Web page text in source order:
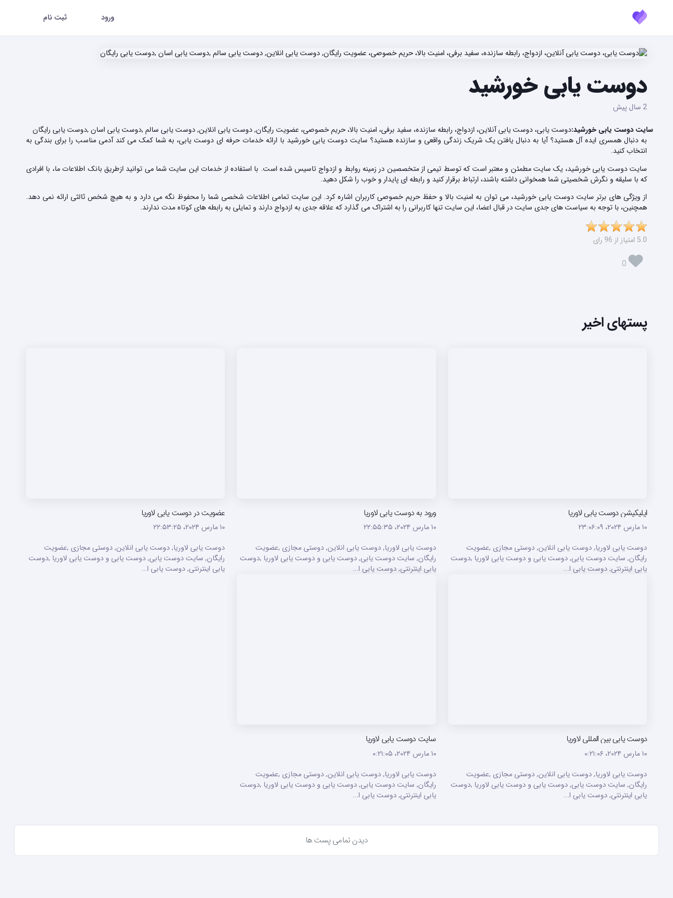
ورود ثبت نام
دوست یابی خورشید
2 سال پیش
سایت دوست یابی خورشید:دوست یابی، دوست یابی آنلاین، ازدواج، رابطه سازنده، سفید برفی، امنیت بالا، حریم خصوصی، عضویت رایگان, دوست یابی انلاین, دوست یابی سالم ,دوست یابی اسان ,دوست یابی رایگان
به دنبال همسری ایده آل هستید؟ آیا به دنبال یافتن یک شریک زندگی واقعی و سازنده هستید؟ سایت دوست یابی خورشید با ارائه خدمات حرفه ای دوست یابی، به شما کمک می کند آدمی مناسب را برای بندگی به
انتخاب کنید.
سایت دوست یابی خورشید، یک سایت مطمئن و معتبر است که توسط تیمی از متخصصین در زمینه روابط و ازدواج تاسیس شده است. با استفاده از خدمات این سایت شما می توانید ازطریق بانک اطلاعات ما، با افرادی
که با سلیقه و نگرش شخصیتی شما همخوانی داشته باشند، ارتباط برقرار کنید و رابطه ای پایدار و خوب را شکل دهید.
از ویژگی های برتر سایت دوست یابی خورشید، می توان به امنیت بالا و حفظ حریم خصوصی کاربران اشاره کرد. این سایت تمامی اطلاعات شخصی شما را محفوظ نگه می دارد و به هیچ شخص ثالثی ارائه نمی دهد.
همچنین، با توجه به سیاست های جدی سایت در قبال اعضا، این سایت تنها کاربرانی را به اشتراک می گذارد که علاقه جدی به ازدواج دارند و تمایلی به رابطه های کوتاه مدت ندارند.
5.0 امتیاز از 96 رای
0
پستهای اخیر
اپلیکیشن دوست یابی لاوریا
۱۰ مارس ۲۰۲۴،‏ ۲۳:۰۶:۰۹
دوست یابی لاوریا, دوست یابی انلاین, دوستی مجازی ,عضویت
رایگان, سایت دوست یابی, دوست یابی و دوست یابی لاوریا ,دوست
یابی اینترنتی, دوست یابی ا...
ورود به دوست یابی لاوریا
۱۰ مارس ۲۰۲۴،‏ ۲۲:۵۵:۳۵
دوست یابی لاوریا, دوست یابی انلاین, دوستی مجازی ,عضویت
رایگان, سایت دوست یابی, دوست یابی و دوست یابی لاوریا ,دوست
یابی اینترنتی, دوست یابی ا...
عضویت در دوست یابی لاوریا
۱۰ مارس ۲۰۲۴،‏ ۲۲:۵۳:۲۵
دوست یابی لاوریا, دوست یابی انلاین, دوستی مجازی ,عضویت
رایگان, سایت دوست یابی, دوست یابی و دوست یابی لاوریا ,دوست
یابی اینترنتی, دوست یابی ا...
دوست یابی بین المللی لاوریا
۱۰ مارس ۲۰۲۴،‏ ۰:۲۱:۰۶
دوست یابی لاوریا, دوست یابی انلاین, دوستی مجازی ,عضویت
رایگان, سایت دوست یابی, دوست یابی و دوست یابی لاوریا ,دوست
یابی اینترنتی, دوست یابی ا...
سایت دوست یابی لاوریا
۱۰ مارس ۲۰۲۴،‏ ۰:۲۱:۰۵
دوست یابی لاوریا, دوست یابی انلاین, دوستی مجازی ,عضویت
رایگان, سایت دوست یابی, دوست یابی و دوست یابی لاوریا ,دوست
یابی اینترنتی, دوست یابی ا...
دیدن تمامی پست ها